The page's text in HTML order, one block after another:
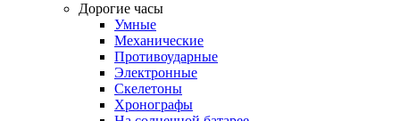
Дорогие часы
Умные
Механические
Противоударные
Электронные
Скелетоны
Хронографы